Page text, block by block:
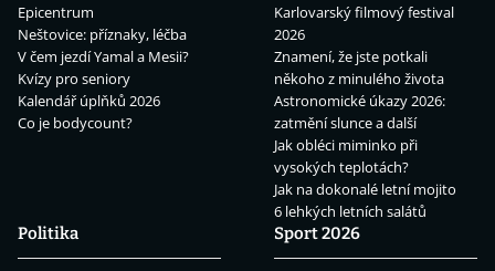
Epicentrum
Neštovice: příznaky, léčba
V čem jezdí Yamal a Mesii?
Kvízy pro seniory
Kalendář úplňků 2026
Co je bodycount?
Karlovarský filmový festival
2026
Znamení, že jste potkali
někoho z minulého života
Astronomické úkazy 2026:
zatmění slunce a další
Jak obléci miminko při
vysokých teplotách?
Jak na dokonalé letní mojito
6 lehkých letních salátů
Politika
Sport 2026